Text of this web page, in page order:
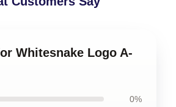
Whitesnake Logo A-
0%